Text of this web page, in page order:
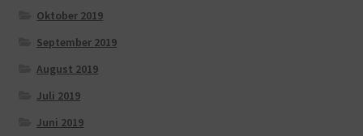
Oktober 2019
September 2019
August 2019
Juli 2019
Juni 2019